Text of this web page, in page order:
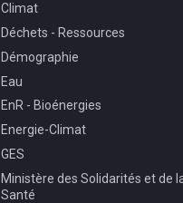
Climat
Déchets - Ressources
Démographie
Eau
EnR - Bioénergies
Energie-Climat
GES
Ministère des Solidarités et de
Santé